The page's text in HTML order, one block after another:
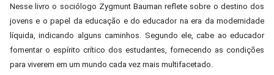
Nesse livro o sociólogo Zygmunt Bauman reflete sobre o destino dos
jovens e o papel da educação e do educador na era da modernidade
líquida, indicando alguns caminhos. Segundo ele, cabe ao educador
fomentar o espírito crítico dos estudantes, fornecendo as condições
para viverem em um mundo cada vez mais multifacetado.